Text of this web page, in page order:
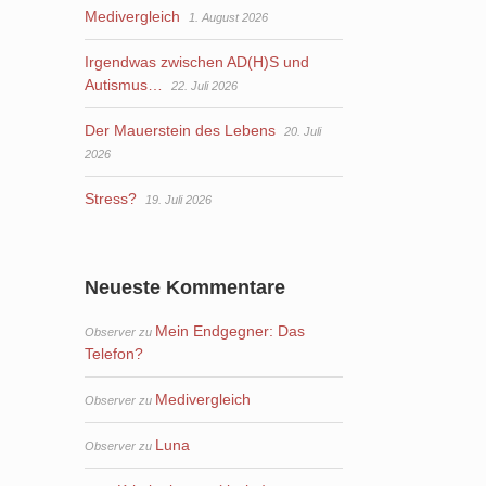
Medivergleich 1. August 2026
Irgendwas zwischen AD(H)S und
Autismus…
22. Juli 2026
Der Mauerstein des Lebens
20. Juli
2026
Stress? 19. Juli 2026
Neueste Kommentare
Observer zu Mein Endgegner: Das
Telefon?
Observer zu Medivergleich
Observer zu Luna